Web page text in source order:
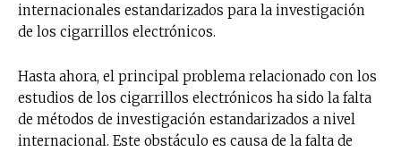
internacionales estandarizados para la investigación
de los cigarrillos electrónicos.
Hasta ahora, el principal problema relacionado con los
estudios de los cigarrillos electrónicos ha sido la falta
de métodos de investigación estandarizados a nivel
internacional. Este obstáculo es causa de la falta de